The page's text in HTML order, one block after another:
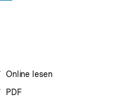
verfügbar
zum
Online lesen
verfügbar
PDF